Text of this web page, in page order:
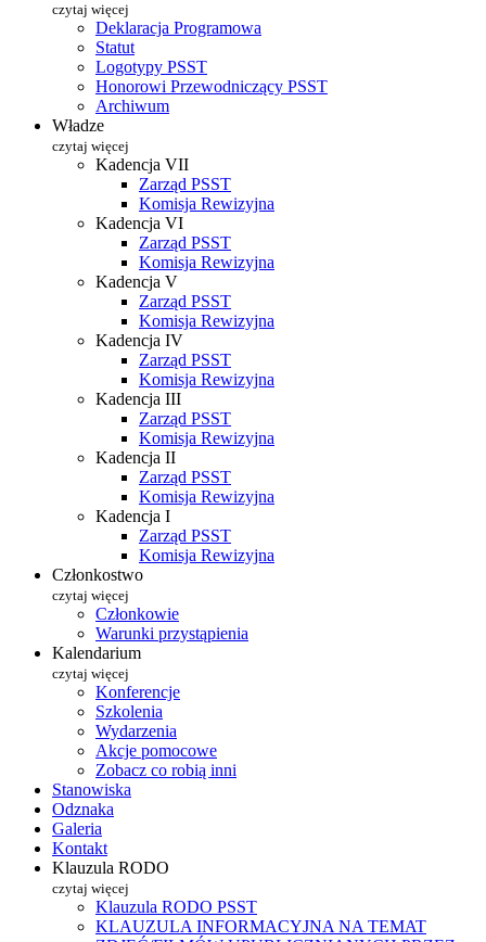
czytaj więcej
Deklaracja Programowa
Statut
Logotypy PSST
Honorowi Przewodniczący PSST
Archiwum
Władze
czytaj więcej
Kadencja VII
Zarząd PSST
Komisja Rewizyjna
Kadencja VI
Zarząd PSST
Komisja Rewizyjna
Kadencja V
Zarząd PSST
Komisja Rewizyjna
Kadencja IV
Zarząd PSST
Komisja Rewizyjna
Kadencja III
Zarząd PSST
Komisja Rewizyjna
Kadencja II
Zarząd PSST
Komisja Rewizyjna
Kadencja I
Zarząd PSST
Komisja Rewizyjna
Członkostwo
czytaj więcej
Członkowie
Warunki przystąpienia
Kalendarium
czytaj więcej
Konferencje
Szkolenia
Wydarzenia
Akcje pomocowe
Zobacz co robią inni
Stanowiska
Odznaka
Galeria
Kontakt
Klauzula RODO
czytaj więcej
Klauzula RODO PSST
KLAUZULA INFORMACYJNA NA TEMAT